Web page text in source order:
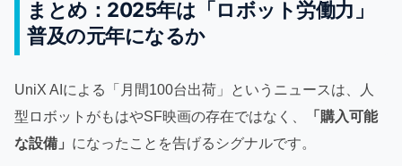
まとめ：2025年は「ロボット労働力」
普及の元年になるか
UniX AIによる「月間100台出荷」というニュースは、人
型ロボットがもはやSF映画の存在ではなく、
「購入可能
な設備」 になったことを告げるシグナルです。